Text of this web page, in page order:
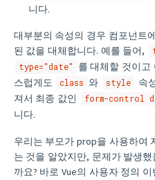
니다.
대부분의 속성의 경우 컴포넌트
된 값을 대체합니다. 예를 들어,
type="date"
를 대체할 것이고
스럽게도
class 와 style
속
져서 최종 값인
form-control
니다.
우리는 부모가 prop을 사용하여
는 것을 알았지만, 문제가 발생
까요? 바로 Vue의 사용자 정의